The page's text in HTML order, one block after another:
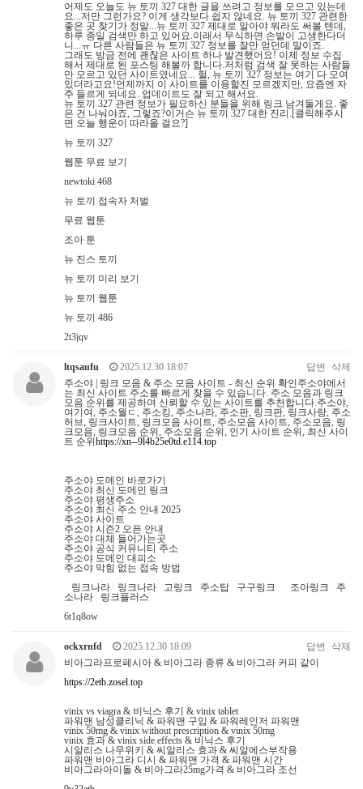
어제도 오늘도 뉴 토끼 327 대한 글을 쓰려고 정보를 모으고 있는데
요...저만 그런가요? 이게 생각보다 쉽지 않네요. 뉴 토끼 327 관련한
좋은 곳 찾기가 정말...뉴 토끼 327 제대로 알아야 뭐라도 써볼 텐데,
하루 종일 검색만 하고 있어요.이래서 무식하면 손발이 고생한다더
니...ㅠ 다른 사람들은 뉴 토끼 327 정보를 잘만 얻던데 말이죠.
그래도 방금 전에 괜찮은 사이트 하나 발견했어요! 이제 정보 수집
해서 제대로 된 포스팅 해볼까 합니다.저처럼 검색 잘 못하는 사람들
만 모르고 있던 사이트였네요... 헐, 뉴 토끼 327 정보는 여기 다 모여
있더라고요!언제까지 이 사이트를 이용할진 모르겠지만, 요즘엔 자
주 들르게 되네요. 업데이트도 잘 되고 해서요.
뉴 토끼 327 관련 정보가 필요하신 분들을 위해 링크 남겨둘게요. 좋
은 건 나눠야죠, 그렇죠?이거슨 뉴 토끼 327 대한 진리.[클릭해주시
면 오늘 행운이 따라올 걸요?]
뉴 토끼 327
웹툰 무료 보기
newtoki 468
뉴 토끼 접속자 처벌
무료 웹툰
조아 툰
뉴 진스 토끼
뉴 토끼 미리 보기
뉴 토끼 웹툰
뉴 토끼 486
2t3jqv
ltqsaufu 2025.12.30 18:07 답변
삭제
주소야 | 링크 모음 & 주소 모음 사이트 - 최신 순위 확인주소야에서
는 최신 사이트 주소를 빠르게 찾을 수 있습니다. 주소 모음과 링크
모음 순위를 제공하여 신뢰할 수 있는 사이트를 추천합니다.주소야,
여기여, 주소월ㄷ, 주소킹, 주소나라, 주소판, 링크판, 링크사랑, 주소
허브, 링크사이트, 링크모음 사이트, 주소모음 사이트, 주소모음, 링
크모음, 링크모음 순위, 주소모음 순위, 인기 사이트 순위, 최신 사이
트 순위 https://xn--9l4b25e0td.e114.top
주소야 도메인 바로가기
주소야 최신 도메인 링크
주소야 평생주소
주소야 최신 주소 안내 2025
주소야 사이트
주소야 시즌2 오픈 안내
주소야 대체 들어가는곳
주소야 공식 커뮤니티 주소
주소야 도메인 대피소
주소야 막힘 없는 접속 방법
링크나라 링크나라 고링크 주소탑 구구링크 조아링크 주
소나라 링크플러스
6t1q8ow
ockxrnfd 2025.12.30 18:09 답변
삭제
비­아그라프로페시아 & 비­아그라 종류 & 비­아그라 커피 같이
https://2etb.zosel.top
vinix vs viagra & 비닉스 후기 & vinix tablet
파워맨 남성클리닉 & 파워맨 구입 & 파워레인저 파워맨
vinix 50mg & vinix without prescription & vinix 50mg
vinix 효과 & vinix side effects & 비닉스 후기
시­알리스 나무위키 & 씨알리스 효과 & 씨알에스부작용
파워맨 비­아그라 디시 & 파워맨 가격 & 파워맨 시간
비­아그라아이돌 & 비­아그라25mg가격 & 비­아그라 조선